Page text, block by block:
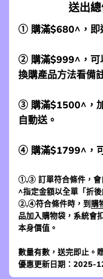
送出
① 購滿$680^，即
② 購滿$999^，可
換購產品方法看備
③ 購滿$1500^，
自動送。
④ 購滿$1799^，
①,③ 訂單符合條件，會
^指定金額以全單「折後
②,④符合條件時，到 購
品加入購物袋，系統會
本身價值。
數量有數，送完即止。
優惠更新日期：2025-